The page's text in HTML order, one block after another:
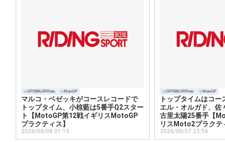
GP/SBK/JRR/etc MotoGP
マルコ・ベゼッキがコースレコードで
トップタイム、小椋藍は5番手Q2スター
ト【MotoGP第12戦イギリスMotoGP
プラクティス】
2026/08/08 01:15
GP/SBK/JRR/etc MotoGP
トップタイムはコー
エル・オルガド、佐
古里太陽25番手【
リスMoto2プラクテ
2026/08/07 23:56